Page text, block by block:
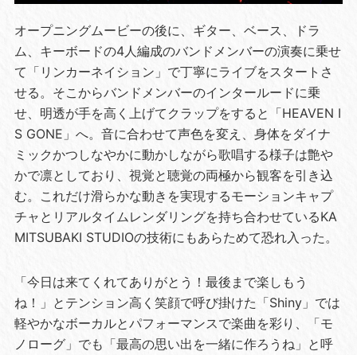
オープニングムービーの後に、ギター、ベース、ドラ
ム、キーボードの4人編成のバンドメンバーの演奏に乗せ
て「リンカーネイション」で丁寧にライブをスタートさ
せる。そこからバンドメンバーのインタールードに乗
せ、明透が手を高く上げてクラップをすると「HEAVEN I
S GONE」へ。音に合わせて声色を変え、身体をダイナ
ミックかつしなやかに動かしながら歌唱する様子は艶や
かで凛としており、視覚と聴覚の両極から観客を引き込
む。これだけ滑らかな動きを実現するモーションキャプ
チャとリアルタイムレンダリングを持ち合わせているKA
MITSUBAKI STUDIOの技術にもあらためて恐れ入った。
「今日は来てくれてありがとう！最後まで楽しもう
ね！」とテンション高く笑顔で呼び掛けた「Shiny」では
軽やかなボーカルとパフォーマンスで楽曲を彩り、「モ
ノローグ」でも「最高の思い出を一緒に作ろうね」と呼